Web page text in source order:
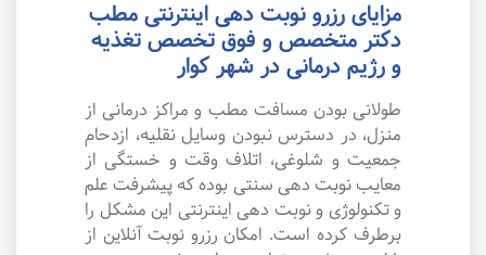
مزایای رزرو نوبت دهی اینترنتی مطب
دکتر متخصص و فوق تخصص تغذیه
و رژیم درمانی در شهر کوار
طولانی بودن مسافت مطب و مراکز درمانی از
منزل، در دسترس نبودن وسایل نقلیه، ازدحام
جمعیت و شلوغی، اتلاف وقت و خستگی از
معایب نوبت دهی سنتی بوده که پیشرفت علم
و تکنولوژی و نوبت دهی اینترنتی این مشکل را
برطرف کرده است. امکان رزرو نوبت آنلاین از